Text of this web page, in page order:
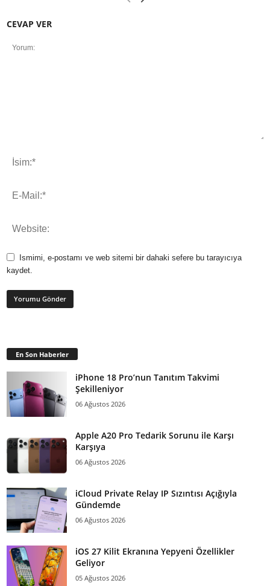
CEVAP VER
Ismimi, e-postamı ve web sitemi bir dahaki sefere bu tarayıcıya
kaydet.
En Son Haberler
iPhone 18 Pro’nun Tanıtım Takvimi
Şekilleniyor
06 Ağustos 2026
Apple A20 Pro Tedarik Sorunu ile Karşı
Karşıya
06 Ağustos 2026
iCloud Private Relay IP Sızıntısı Açığıyla
Gündemde
06 Ağustos 2026
iOS 27 Kilit Ekranına Yepyeni Özellikler
Geliyor
05 Ağustos 2026